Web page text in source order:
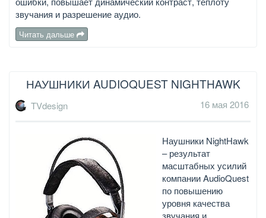
звучания и разрешение аудио.
Читать дальше
НАУШНИКИ AUDIOQUEST NIGHTHAWK
TVdesign 16 мая 2016
Наушники NightHawk
– результат
масштабных усилий
компании AudioQuest
по повышению
уровня качества
звучания и